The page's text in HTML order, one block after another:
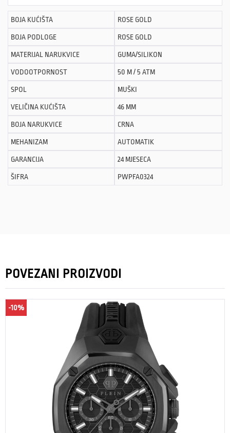
BOJA KUĆIŠTA ROSE GOLD
BOJA PODLOGE ROSE GOLD
MATERIJAL NARUKVICE GUMA/SILIKON
VODOOTPORNOST 50 M / 5 ATM
SPOL MUŠKI
VELIČINA KUĆIŠTA 46 MM
BOJA NARUKVICE CRNA
MEHANIZAM AUTOMATIK
GARANCIJA 24 MJESECA
ŠIFRA PWPFA0324
POVEZANI PROIZVODI
-10%